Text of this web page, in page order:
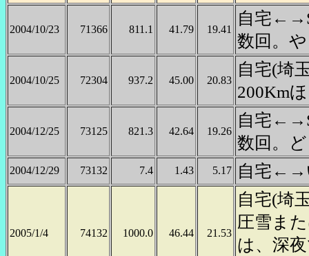
2004/10/23 71366 811.1 41.79 19.41
自宅
数回。
2004/10/25 72304 937.2 45.00 20.83
自宅(埼
200Km
2004/12/25 73125 821.3 42.64 19.26
自宅
数回。
2004/12/29 73132 7.4 1.43 5.17 自宅←→
2005/1/4 74132 1000.0 46.44 21.53
自宅(埼
圧雪ま
は、深